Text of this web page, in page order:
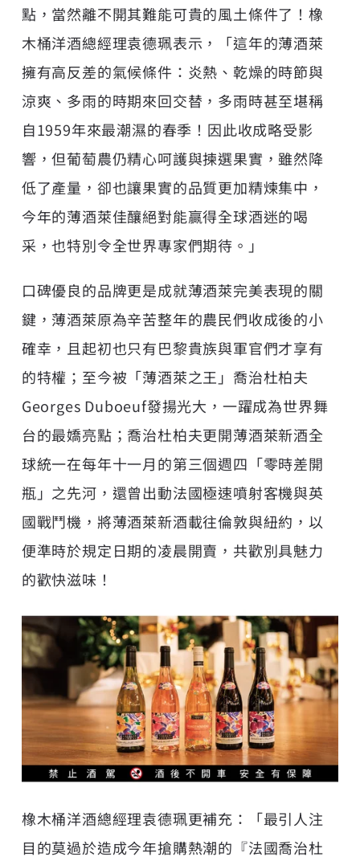
點，當然離不開其難能可貴的風土條件了！橡
木桶洋酒總經理袁德珮表示，「這年的薄酒萊
擁有高反差的氣候條件：炎熱、乾燥的時節與
涼爽、多雨的時期來回交替，多雨時甚至堪稱
自1959年來最潮濕的春季！因此收成略受影
響，但葡萄農仍精心呵護與揀選果實，雖然降
低了產量，卻也讓果實的品質更加精煉集中，
今年的薄酒萊佳釀絕對能贏得全球酒迷的喝
采，也特別令全世界專家們期待。」
口碑優良的品牌更是成就薄酒萊完美表現的關
鍵，薄酒萊原為辛苦整年的農民們收成後的小
確幸，且起初也只有巴黎貴族與軍官們才享有
的特權；至今被「薄酒萊之王」喬治杜柏夫
Georges Duboeuf發揚光大，一躍成為世界舞
台的最嬌亮點；喬治杜柏夫更開薄酒萊新酒全
球統一在每年十一月的第三個週四「零時差開
瓶」之先河，還曾出動法國極速噴射客機與英
國戰鬥機，將薄酒萊新酒載往倫敦與紐約，以
便準時於規定日期的凌晨開賣，共歡別具魅力
的歡快滋味！
橡木桶洋酒總經理袁德珮更補充：「最引人注
目的莫過於造成今年搶購熱潮的『法國喬治杜